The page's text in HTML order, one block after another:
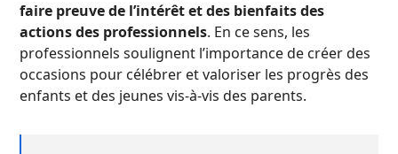
faire preuve de l’intérêt et des bienfaits des
actions des professionnels. En ce sens, les
professionnels soulignent l’importance de créer des
occasions pour célébrer et valoriser les progrès des
enfants et des jeunes vis-à-vis des parents.